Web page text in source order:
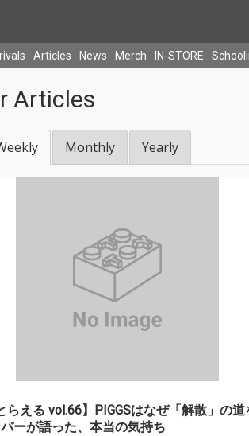
Articles News Merch IN-STORE
Articles
Monthly Yearly
らえる vol.66】PIGGSはなぜ「解散」の
ーが語った、本当の気持ち